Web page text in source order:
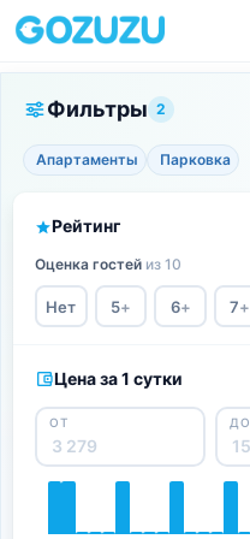
Фильтры 2
Апартаменты Парковка
Рейтинг
Оценка гостей из 10
Нет 5+ 6+ 7+
Цена за 1 сутки
ОТ ДО